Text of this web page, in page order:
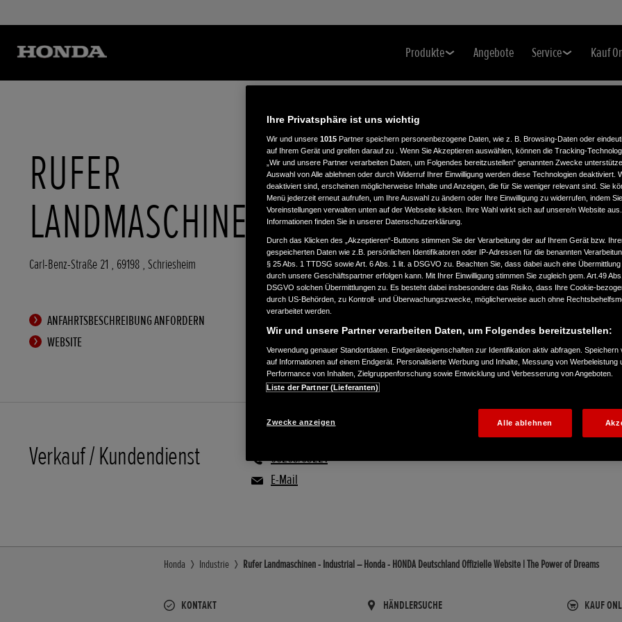
Produkte Angebote Service Kauf
RUFER
LANDMASCHINEN
Carl-Benz-Straße 21 , 69198 , Schriesheim
ANFAHRTSBESCHREIBUNG ANFORDERN
WEBSITE
Verkauf / Kundendienst
06203/63221
E-Mail
Honda Industrie Rufer Landmaschinen - Industrial – Honda - HONDA Deutschland Offizielle Website | The Power of Dreams
KONTAKT HÄNDLERSUCHE KAUF
Ihre Privatsphäre ist uns wichtig
Wir und unsere 1015 Partner speichern personenbezogene Daten, wie z. B. Browsing-Daten oder
auf Ihrem Gerät und greifen darauf zu . Wenn Sie Akzeptieren auswählen, können die Tracking-
„Wir und unsere Partner verarbeiten Daten, um Folgendes bereitzustellen“ genannten Zwecke
Auswahl von Alle ablehnen oder durch Widerruf Ihrer Einwilligung werden diese Technologien deaktiviert.
deaktiviert sind, erscheinen möglicherweise Inhalte und Anzeigen, die für Sie weniger relevant sind. Sie
Menü jederzeit erneut aufrufen, um Ihre Auswahl zu ändern oder Ihre Einwilligung zu widerrufen, indem
Voreinstellungen verwalten unten auf der Webseite klicken. Ihre Wahl wirkt sich auf unsere/n Website
Informationen finden Sie in unserer Datenschutzerklärung.
Durch das Klicken des „Akzeptieren“-Buttons stimmen Sie der Verarbeitung der auf Ihrem Gerät bzw.
gespeicherten Daten wie z.B. persönlichen Identifikatoren oder IP-Adressen für die benannten
§ 25 Abs. 1 TTDSG sowie Art. 6 Abs. 1 lit. a DSGVO zu. Beachten Sie, dass dabei auch eine Übermittlung
durch unsere Geschäftspartner erfolgen kann. Mit Ihrer Einwilligung stimmen Sie zugleich gem. Art.49
DSGVO solchen Übermittlungen zu. Es besteht dabei insbesondere das Risiko, dass Ihre Cookie-
durch US-Behörden, zu Kontroll- und Überwachungszwecke, möglicherweise auch ohne
verarbeitet werden.
Wir und unsere Partner verarbeiten Daten, um Folgendes bereitzustellen:
Verwendung genauer Standortdaten. Endgeräteeigenschaften zur Identifikation aktiv abfragen. Speichern
auf Informationen auf einem Endgerät. Personalisierte Werbung und Inhalte, Messung von Werbeleistung
Performance von Inhalten, Zielgruppenforschung sowie Entwicklung und Verbesserung von Angeboten.
Liste der Partner (Lieferanten)
Zwecke anzeigen Alle ablehnen